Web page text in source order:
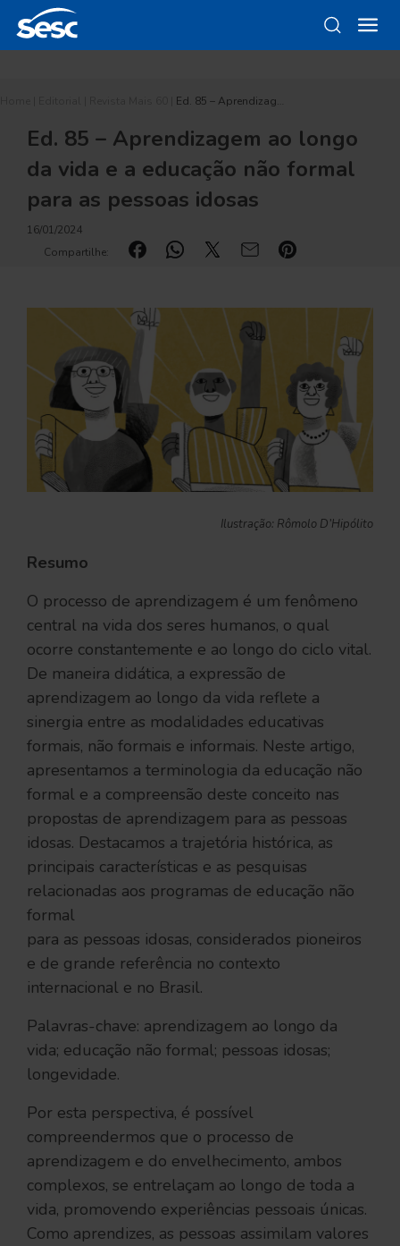
Ed. 85 – Aprendizag…
Ed. 85 – Aprendizagem ao longo
da vida e a educação não formal
para as pessoas idosas
16/01/2024
Compartilhe:
Ilustração: Rômolo D’Hipólito
Resumo
O processo de aprendizagem é um fenômeno
central na vida dos seres humanos, o qual
ocorre constantemente e ao longo do ciclo vital.
De maneira didática, a expressão de
aprendizagem ao longo da vida reflete a
sinergia entre as modalidades educativas
formais, não formais e informais. Neste artigo,
apresentamos a terminologia da educação não
formal e a compreensão deste conceito nas
propostas de aprendizagem para as pessoas
idosas. Destacamos a trajetória histórica, as
principais características e as pesquisas
relacionadas aos programas de educação não
formal
para as pessoas idosas, considerados pioneiros
e de grande referência no contexto
internacional e no Brasil.
Palavras-chave: aprendizagem ao longo da
vida; educação não formal; pessoas idosas;
longevidade.
Por esta perspectiva, é possível
compreendermos que o processo de
aprendizagem e do envelhecimento, ambos
complexos, se entrelaçam ao longo de toda a
vida, promovendo experiências pessoais únicas.
Como aprendizes, as pessoas assimilam valores